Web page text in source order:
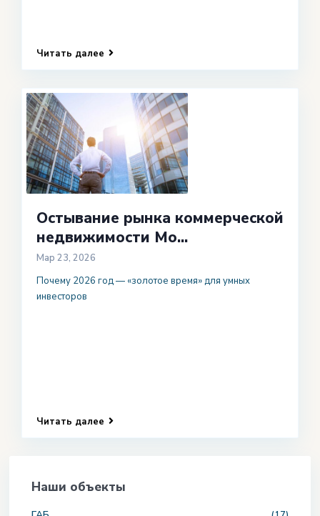
Читать далее
Остывание рынка коммерческой
недвижимости Мо...
Мар 23, 2026
Почему 2026 год — «золотое время» для умных
инвесторов
Читать далее
Наши объекты